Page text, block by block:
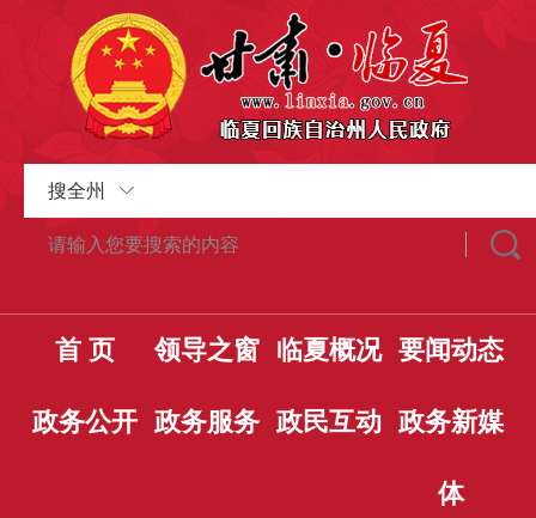
搜全州
首 页 领导之窗 临夏概况 要闻动态
政务公开 政务服务 政民互动 政务新媒
体